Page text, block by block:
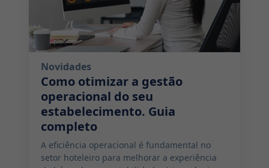
Novidades
Como otimizar a gestão
operacional do seu
estabelecimento. Guia
completo
A eficiência operacional é fundamental no
setor hoteleiro para melhorar a experiência